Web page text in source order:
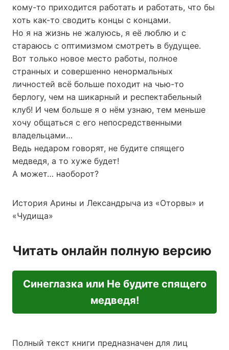
кому-то приходится работать и работать, что бы
хоть как-то сводить концы с концами.
Но я на жизнь не жалуюсь, я её люблю и с
стараюсь с оптимизмом смотреть в будущее.
Вот только новое место работы, полное
странных и совершенно ненормальных
личностей всё больше походит на чью-то
берлогу, чем на шикарный и респектабельный
клуб! И чем больше я о нём узнаю, тем меньше
хочу общаться с его непосредственными
владельцами…
Ведь недаром говорят, не будите спящего
медведя, а то хуже будет!
А может… наоборот?
История Арины и Лександрыча из «Оторвы» и
«Чудища»
Читать онлайн полную версию
Синеглазка или Не будите спящего
медведя!
Полный текст книги предназначен для лиц